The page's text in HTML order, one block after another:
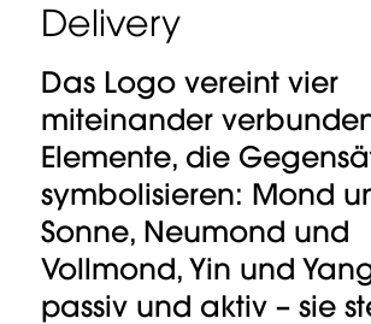
Delivery
Das Logo vereint vier
miteinander
Elemente, die
symbolisieren: Mond
Sonne, Neumond und
Vollmond, Yin und
passiv und aktiv – sie